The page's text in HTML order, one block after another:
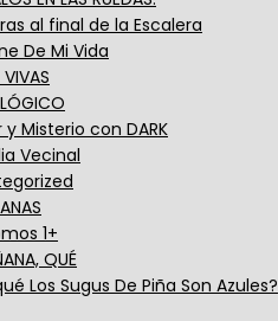
al final de la Escalera
De Mi Vida
VIVAS
y Misterio con DARK
Vecinal
1+
QUÉ
Los Sugus De Piña Son Azules?